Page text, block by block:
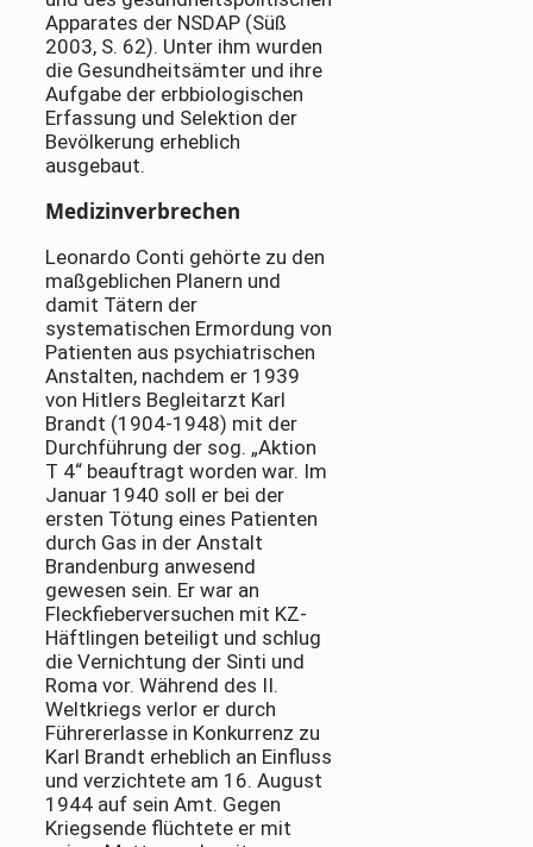
Apparates der NSDAP (Süß
2003, S. 62). Unter ihm wurden
die Gesundheitsämter und ihre
Aufgabe der erbbiologischen
Erfassung und Selektion der
Bevölkerung erheblich
ausgebaut.
Medizinverbrechen
Leonardo Conti gehörte zu den
maßgeblichen Planern und
damit Tätern der
systematischen Ermordung von
Patienten aus psychiatrischen
Anstalten, nachdem er 1939
von Hitlers Begleitarzt Karl
Brandt (1904-1948) mit der
Durchführung der sog. „Aktion
T 4“ beauftragt worden war. Im
Januar 1940 soll er bei der
ersten Tötung eines Patienten
durch Gas in der Anstalt
Brandenburg anwesend
gewesen sein. Er war an
Fleckfieberversuchen mit KZ-
Häftlingen beteiligt und schlug
die Vernichtung der Sinti und
Roma vor. Während des II.
Weltkriegs verlor er durch
Führererlasse in Konkurrenz zu
Karl Brandt erheblich an Einfluss
und verzichtete am 16. August
1944 auf sein Amt. Gegen
Kriegsende flüchtete er mit